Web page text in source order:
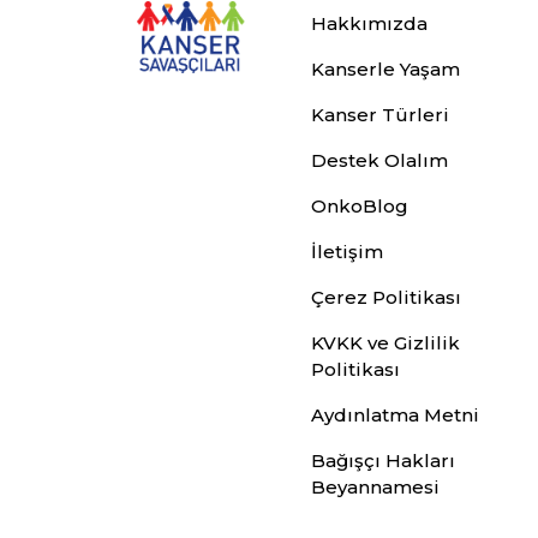
Hakkımızda
Kanserle Yaşam
Kanser Türleri
Destek Olalım
OnkoBlog
İletişim
Çerez Politikası
KVKK ve Gizlilik
Politikası
Aydınlatma Metni
Bağışçı Hakları
Beyannamesi